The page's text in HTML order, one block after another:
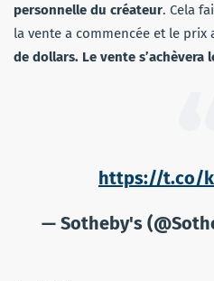
personnelle du créateur. Cela
la vente a commencée et le prix
de dollars. Le vente s’achèvera
https://t.co/
— Sotheby's